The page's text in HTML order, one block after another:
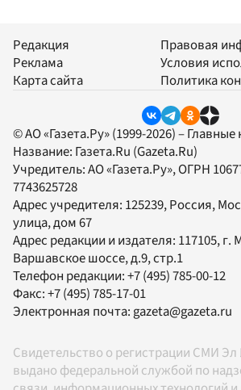
Редакция
Реклама
Карта сайта
Правовая
Условия
Политика
© АО «Газета.Ру» (1999-2026) –
Название: Газета.Ru (Gazeta.Ru)
Учредитель:АО «Газета.Ру», ОГРН
7743625728
Адрес учредителя: 125239, Россия,
улица, дом 67
Адрес редакции и издателя: 117105, г.
Варшавское шоссе, д.9, стр.1
Телефон редакции:+7 (495) 785-00-12
Факс:+7 (495) 785-17-01
Электронная почта:gazeta@gazeta.ru
Свидетельство о регистрации СМИ
выдано федеральной службой по